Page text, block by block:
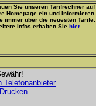
Sie unseren Tarifrechner auf
Homepage ein und Informieren
immer über die neuesten Tarife.
Infos erhalten Sie hier
Telefonanbieter